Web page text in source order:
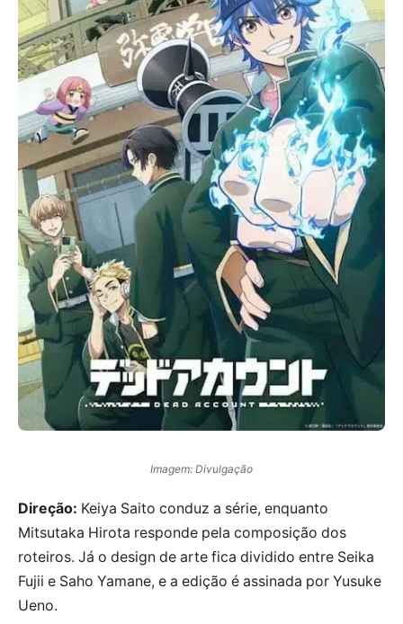
Imagem: Divulgação
Direção: Keiya Saito conduz a série, enquanto
Mitsutaka Hirota responde pela composição dos
roteiros. Já o design de arte fica dividido entre Seika
Fujii e Saho Yamane, e a edição é assinada por Yusuke
Ueno.